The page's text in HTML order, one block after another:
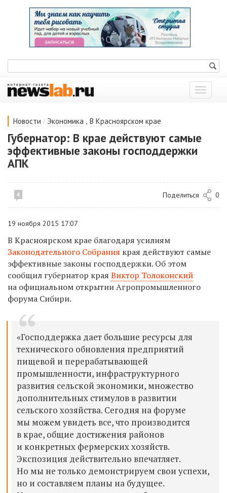
Показать
меню
Новости / Экономика , В Красноярском крае
Губернатор: В крае действуют самые
эффективные законы господдержки
АПК
4 Поделиться 0
19 ноября 2015 17:07
В Красноярском крае благодаря усилиям
Законодательного Собрания края действуют самые
эффективные законы господдержки. Об этом
сообщил губернатор края Виктор Толоконский
на официальном открытии Агропромышленного
форума Сибири.
«Господдержка дает большие ресурсы для
технического обновления предприятий
пищевой и перерабатывающей
промышленности, инфраструктурного
развития сельской экономики, множество
дополнительных стимулов в развитии
сельского хозяйства. Сегодня на форуме
мы можем увидеть все, что производится
в крае, общие достижения районов
и конкретных фермерских хозяйств.
Экспозиция действительно впечатляет.
Но мы не только демонстрируем свои успехи,
но и составляем планы на будущее.